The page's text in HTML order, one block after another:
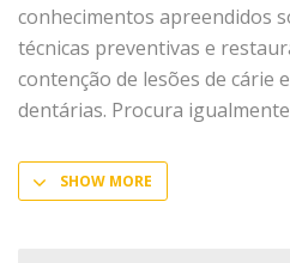
conhecimentos apreendidos
técnicas preventivas e
contenção de lesões de cárie
dentárias. Procura
SHOW MORE